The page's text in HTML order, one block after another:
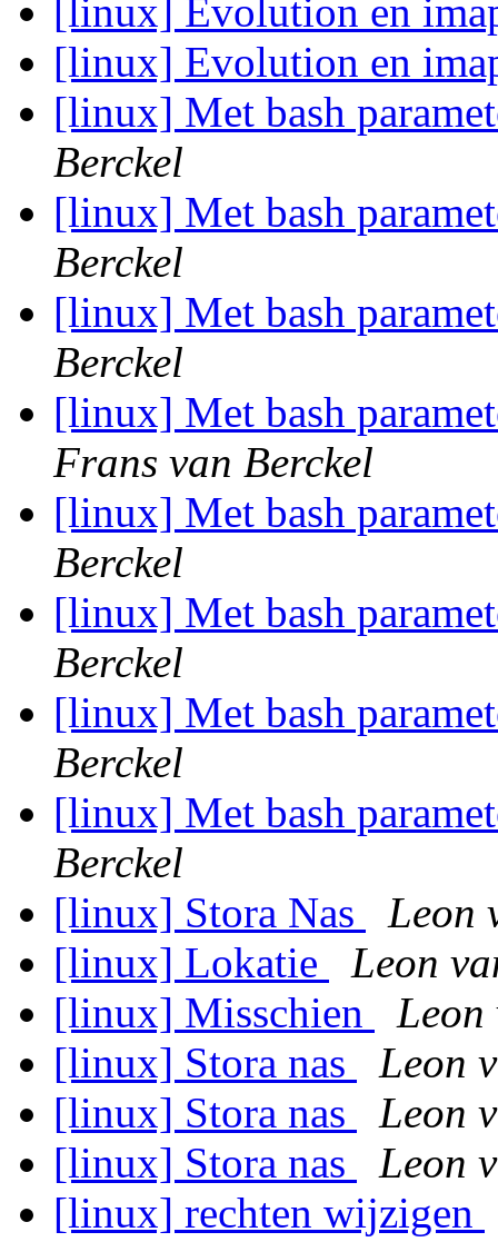
[linux] Evolution en
[linux] Evolution en
[linux] Met bash
Berckel
[linux] Met bash
Berckel
[linux] Met bash
Berckel
[linux] Met bash
Frans van Berckel
[linux] Met bash
Berckel
[linux] Met bash
Berckel
[linux] Met bash
Berckel
[linux] Met bash
Berckel
[linux] Stora Nas
Leon
[linux] Lokatie
Leon
[linux] Misschien
Leon
[linux] Stora nas
Leon
[linux] Stora nas
Leon
[linux] Stora nas
Leon
[linux] rechten wijzigen